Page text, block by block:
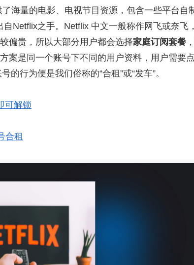
海量的电影、电视节目资源，包含一些平台自
自Netflix之手。Netflix 中文一般称作网飞或奈飞
偏贵，所以大部分用户都会选择家庭订阅套餐
案是同一个账号下不同的用户资料，用户需要
行为便是我们俗称的“合租”或“发车”。
可解锁
合租